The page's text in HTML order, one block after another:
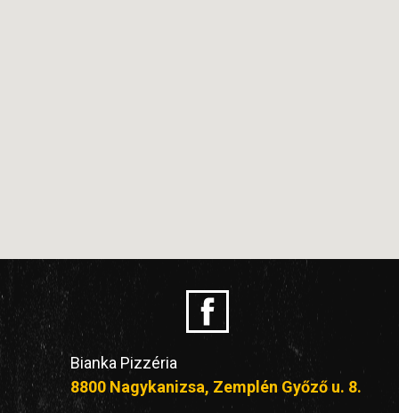
Bianka Pizzéria
8800 Nagykanizsa, Zemplén Győző u. 8.